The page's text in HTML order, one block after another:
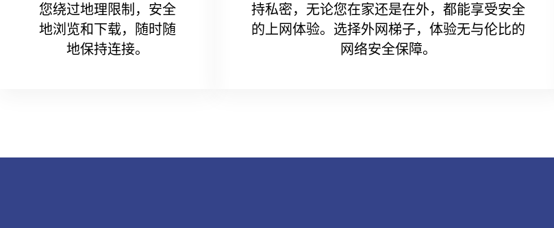
您绕过地理限制，安全
地浏览和下载，随时随
地保持连接。
持私密，无论您在家还是在外，都能享受安全
的上网体验。选择外网梯子，体验无与伦比的
网络安全保障。